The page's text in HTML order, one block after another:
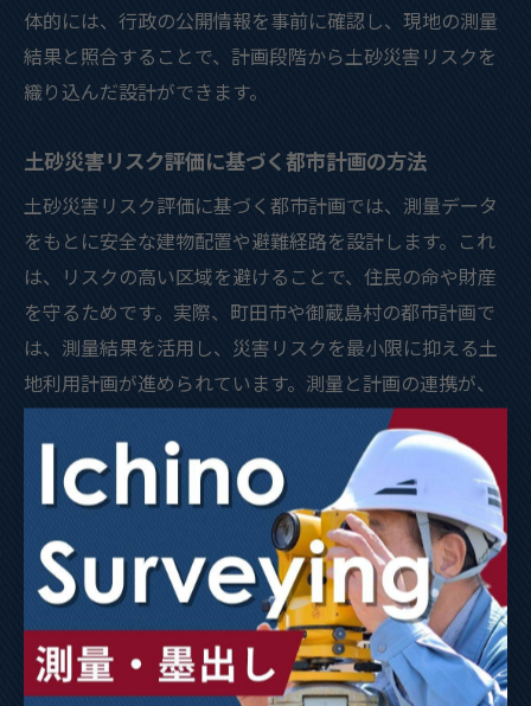
体的には、行政の公開情報を事前に確認し、現地の測量
結果と照合することで、計画段階から土砂災害リスクを
織り込んだ設計ができます。
土砂災害リスク評価に基づく都市計画の方法
土砂災害リスク評価に基づく都市計画では、測量データ
をもとに安全な建物配置や避難経路を設計します。これ
は、リスクの高い区域を避けることで、住民の命や財産
を守るためです。実際、町田市や御蔵島村の都市計画で
は、測量結果を活用し、災害リスクを最小限に抑える土
地利用計画が進められています。測量と計画の連携が、
安心な暮らしを支えます。
ハザードマップ連携の建築測量活用事例
ハザードマップと建築測量を連携させることで、災害リ
スクの可視化と的確な対策が実現します。なぜなら、地
図上の危険区域と現地の測量データを重ね合わせること
で、現状を正確に把握できるからです。例えば、町田市
では測量結果をハザードマップに反映させ、建築計画時